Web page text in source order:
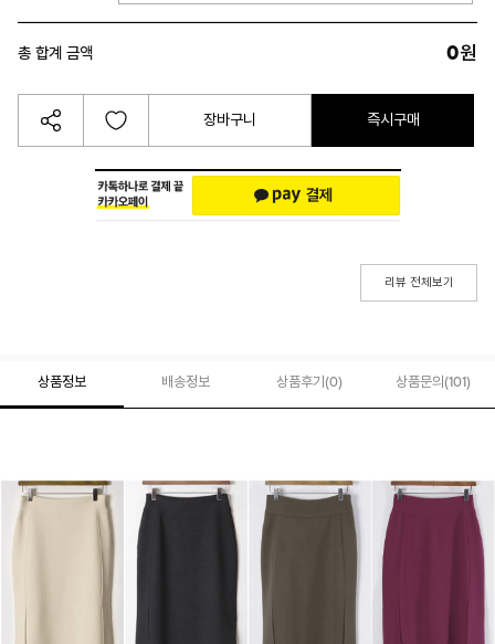
총 합계 금액 0원
장바구니 즉시구매
리뷰 전체보기
상품정보 배송정보 상품후기(0) 상품문의 (101)